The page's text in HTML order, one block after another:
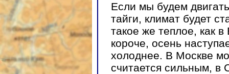
Если мы будем
тайги, климат будет
такое же теплое, как
короче, осень
холоднее. В Москве
считается сильным, в